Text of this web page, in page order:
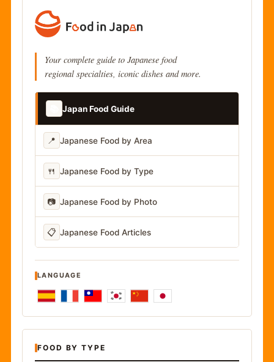
Your complete guide to Japanese food
regional specialties, iconic dishes and more.
Japan Food Guide
📍 Japanese Food by Area
🍴 Japanese Food by Type
📷 Japanese Food by Photo
📋 Japanese Food Articles
LANGUAGE
FOOD BY TYPE